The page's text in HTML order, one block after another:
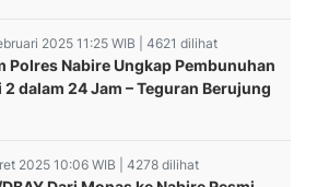
2025 11:25 WIB | 4621 dilihat
Polres Nabire Ungkap Pembunuhan
dalam 24 Jam – Teguran Berujung
2025 10:06 WIB | 4278 dilihat